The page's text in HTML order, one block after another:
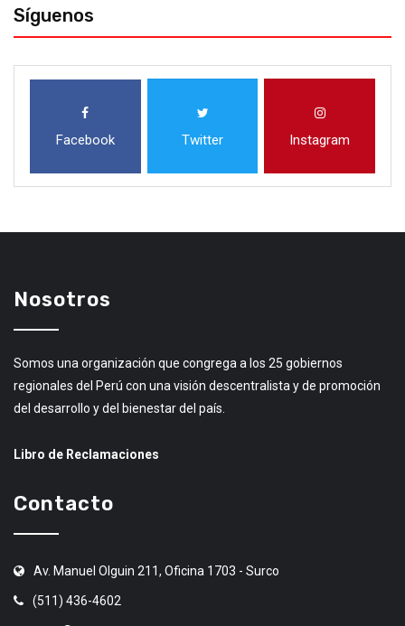
Síguenos
Facebook Twitter Instagram
Nosotros
Somos una organización que congrega a los 25 gobiernos
regionales del Perú con una visión descentralista y de promoción
del desarrollo y del bienestar del país.
Libro de Reclamaciones
Contacto
Av. Manuel Olguin 211, Oficina 1703 - Surco
(511) 436-4602